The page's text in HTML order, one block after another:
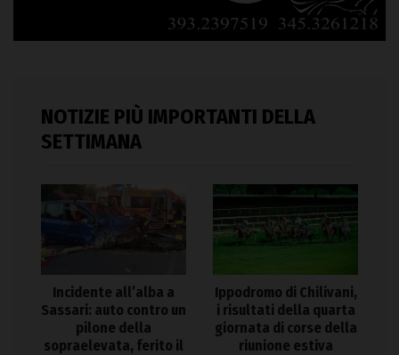
NOTIZIE PIÙ IMPORTANTI DELLA
SETTIMANA
Incidente all’alba a
Sassari: auto contro un
pilone della
sopraelevata, ferito il
Ippodromo di Chilivani,
i risultati della quarta
giornata di corse della
riunione estiva